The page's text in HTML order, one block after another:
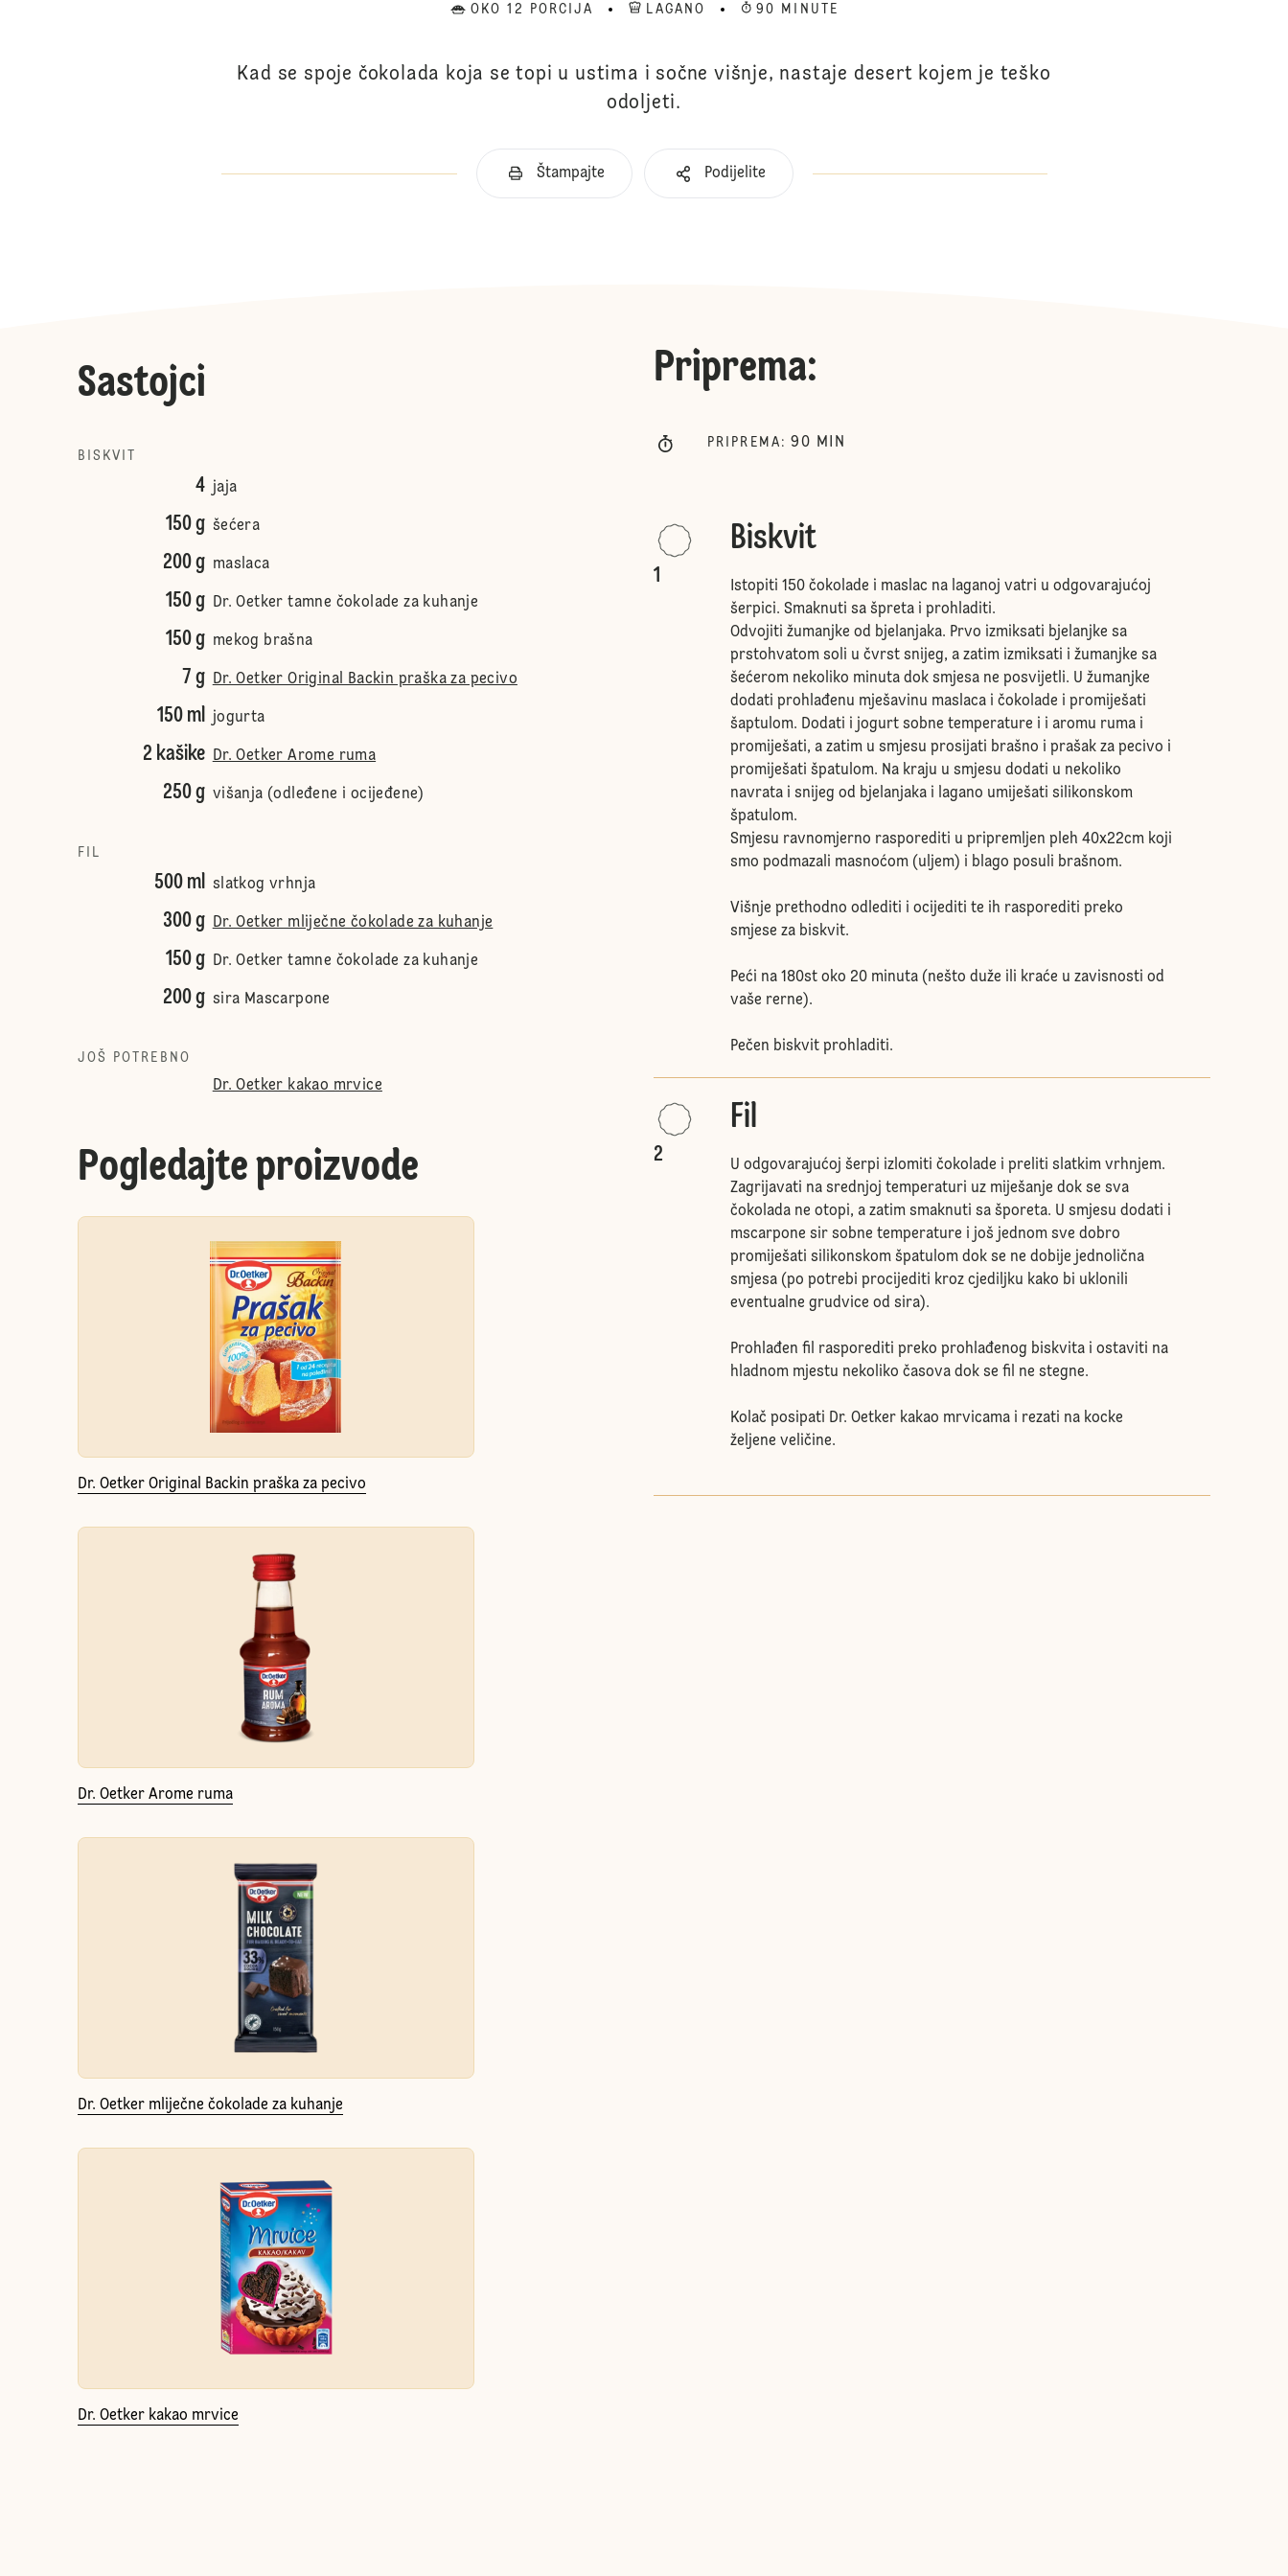
OKO 12 PORCIJA LAGANO 90 MINUTE
Kad se spoje čokolada koja se topi u ustima i sočne višnje, nastaje desert kojem je teško
odoljeti.
Štampajte Podijelite
Sastojci
BISKVIT
4 jaja
150 g šećera
200 g maslaca
150 g Dr. Oetker tamne čokolade za kuhanje
150 g mekog brašna
7 g Dr. Oetker Original Backin praška za pecivo
150 ml jogurta
2 kašike Dr. Oetker Arome ruma
250 g višanja (odleđene i ocijeđene)
FIL
500 ml slatkog vrhnja
300 g Dr. Oetker mliječne čokolade za kuhanje
150 g Dr. Oetker tamne čokolade za kuhanje
200 g sira Mascarpone
JOŠ POTREBNO
Dr. Oetker kakao mrvice
Pogledajte proizvode
Dr. Oetker Original Backin praška za pecivo
Dr. Oetker Arome ruma
Dr. Oetker mliječne čokolade za kuhanje
Dr. Oetker kakao mrvice
Priprema:
PRIPREMA : 90 MIN
1
Biskvit
Istopiti 150 čokolade i maslac na laganoj vatri u odgovarajućoj
šerpici. Smaknuti sa špreta i prohladiti.
Odvojiti žumanjke od bjelanjaka. Prvo izmiksati bjelanjke sa
prstohvatom soli u čvrst snijeg, a zatim izmiksati i žumanjke sa
šećerom nekoliko minuta dok smjesa ne posvijetli. U žumanjke
dodati prohlađenu mješavinu maslaca i čokolade i promiješati
šaptulom. Dodati i jogurt sobne temperature i i aromu ruma i
promiješati, a zatim u smjesu prosijati brašno i prašak za pecivo i
promiješati špatulom. Na kraju u smjesu dodati u nekoliko
navrata i snijeg od bjelanjaka i lagano umiješati silikonskom
špatulom.
Smjesu ravnomjerno rasporediti u pripremljen pleh 40x22cm koji
smo podmazali masnoćom (uljem) i blago posuli brašnom.
Višnje prethodno odlediti i ocijediti te ih rasporediti preko
smjese za biskvit.
Peći na 180st oko 20 minuta (nešto duže ili kraće u zavisnosti od
vaše rerne).
Pečen biskvit prohladiti.
2
Fil
U odgovarajućoj šerpi izlomiti čokolade i preliti slatkim vrhnjem.
Zagrijavati na srednjoj temperaturi uz miješanje dok se sva
čokolada ne otopi, a zatim smaknuti sa šporeta. U smjesu dodati i
mscarpone sir sobne temperature i još jednom sve dobro
promiješati silikonskom špatulom dok se ne dobije jednolična
smjesa (po potrebi procijediti kroz cjediljku kako bi uklonili
eventualne grudvice od sira).
Prohlađen fil rasporediti preko prohlađenog biskvita i ostaviti na
hladnom mjestu nekoliko časova dok se fil ne stegne.
Kolač posipati Dr. Oetker kakao mrvicama i rezati na kocke
željene veličine.